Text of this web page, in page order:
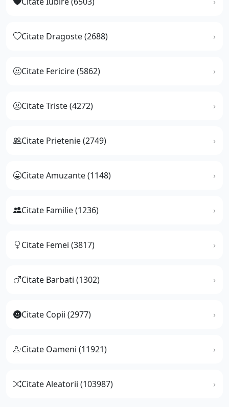
Citate Dragoste (2688)
Citate Fericire (5862)
Citate Triste (4272)
Citate Prietenie (2749)
Citate Amuzante (1148)
Citate Familie (1236)
Citate Femei (3817)
Citate Barbati (1302)
Citate Copii (2977)
Citate Oameni (11921)
Citate Aleatorii (103987)